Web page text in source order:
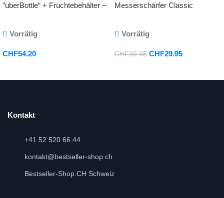
“uberBottle“ + Früchtebehälter –
Vorrätig
CHF54.20
Messerschärfer Classic
Vorrätig
CHF39.95 CHF29.95
Kontakt
+41 52 520 66 44
kontakt@bestseller-shop.ch
Bestseller-Shop.CH Schweiz